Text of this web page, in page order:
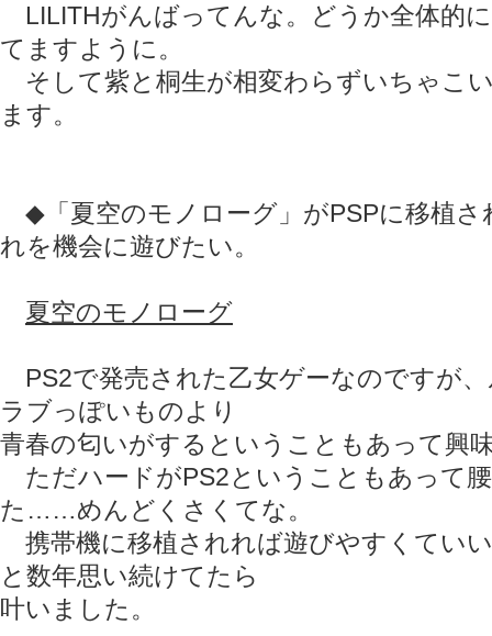
LILITHがんばってんな。どうか全体的
てますように。
そして紫と桐生が相変わらずいちゃこ
ます。
◆「夏空のモノローグ」がPSPに移植さ
れを機会に遊びたい。
夏空のモノローグ
PS2で発売された乙女ゲーなのですが
ラブっぽいものより
青春の匂いがするということもあって興
ただハードがPS2ということもあって
た……めんどくさくてな。
携帯機に移植されれば遊びやすくてい
と数年思い続けてたら
叶いました。